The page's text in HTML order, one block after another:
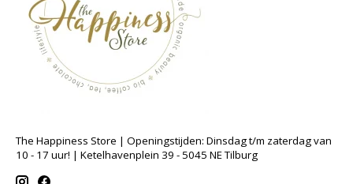
The Happiness Store | Openingstijden: Dinsdag t/m zaterdag van
10 - 17 uur! | Ketelhavenplein 39 - 5045 NE Tilburg